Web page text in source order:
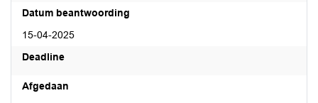
Datum beantwoording
15-04-2025
Deadline
Afgedaan